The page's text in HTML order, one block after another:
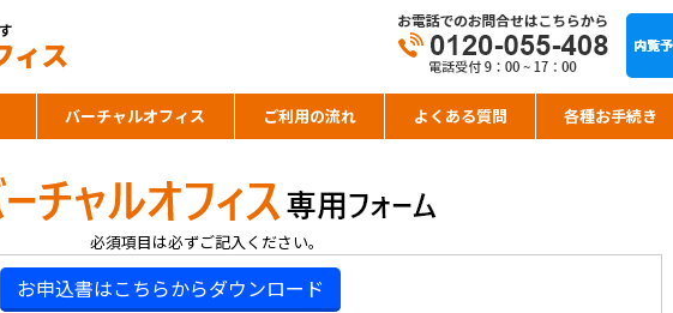
バーチャルオフィス ご利用の流れ よくある質問 各種お手続き
必須項目は必ずご記入ください。
お申込書はこちらからダウンロード